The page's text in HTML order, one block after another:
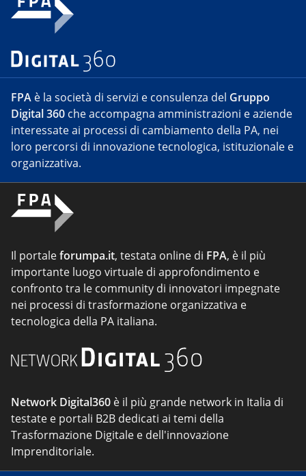
FPA è la società di servizi e consulenza del Gruppo
Digital 360 che accompagna amministrazioni e aziende
interessate ai processi di cambiamento della PA, nei
loro percorsi di innovazione tecnologica, istituzionale e
organizzativa.
Il portaleforumpa.it, testata online di FPA, è il più
importante luogo virtuale di approfondimento e
confronto tra le community di innovatori impegnate
nei processi di trasformazione organizzativa e
tecnologica della PA italiana.
Network Digital360 è il più grande network in Italia di
testate e portali B2B dedicati ai temi della
Trasformazione Digitale e dell'innovazione
Imprenditoriale.